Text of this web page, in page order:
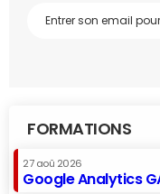
FORMATIONS
27 aoû 2026
Google Analytics